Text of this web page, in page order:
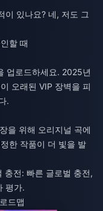
이 있나요? 네, 저도 그
할 때
업로드하세요. 2025년
오래된 VIP 장벽을 피
.
을 위해 오리지널 곡에
한 작품이 더 빛을 발
충전: 빠른 글로벌 충전,
평가.
드맵